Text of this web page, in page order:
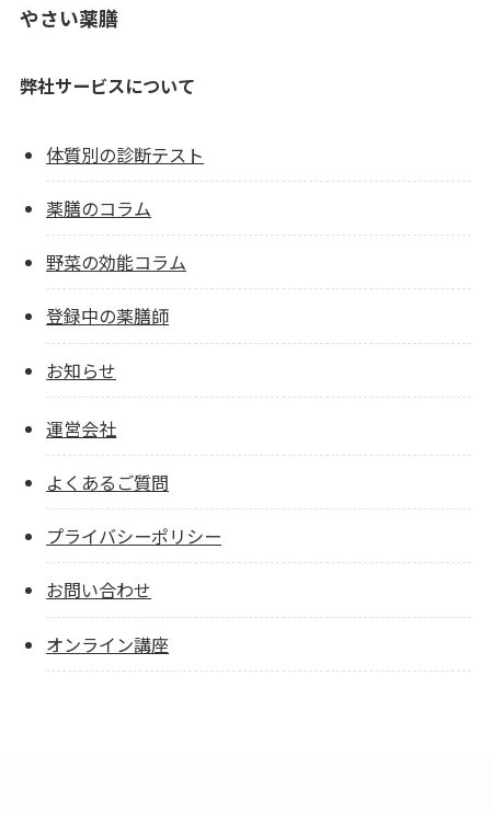
やさい薬膳
弊社サービスについて
体質別の診断テスト
薬膳のコラム
野菜の効能コラム
登録中の薬膳師
お知らせ
運営会社
よくあるご質問
プライバシーポリシー
お問い合わせ
オンライン講座